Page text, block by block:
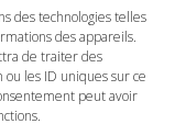
des technologies telles
des appareils.
de traiter des
les ID uniques sur ce
peut avoir
pour mieux vous
tous.